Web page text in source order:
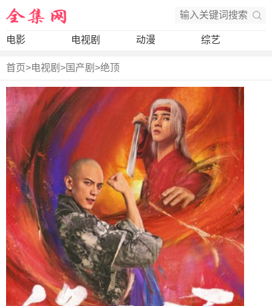
电影 电视剧 动漫 综艺
首页>电视剧 >国产剧 >绝顶